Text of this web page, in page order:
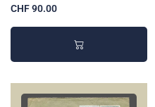
CHF 90.00